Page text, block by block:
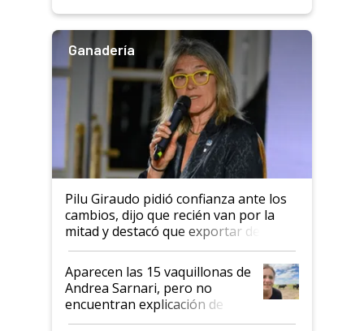
Ganadería
Pilu Giraudo pidió confianza ante los
cambios, dijo que recién van por la
mitad y destacó que exportar dejó de
ser "para unos pocos": "Tenemos un
mandato muy claro del gobierno
nacional"
Aparecen las 15 vaquillonas de
Andrea Sarnari, pero no
encuentran explicación de
cómo llegaron allí